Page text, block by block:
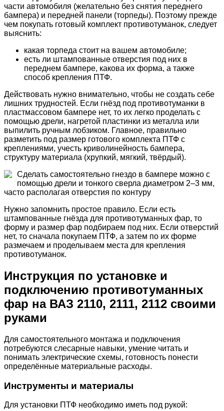
части автомобиля (желательно без снятия переднего
бампера) и передней панели (торпеды). Поэтому прежде
чем покупать готовый комплект противотуманок, следует
выяснить:
какая торпеда стоит на вашем автомобиле;
есть ли штампованные отверстия под них в
переднем бампере, какова их форма, а также
способ крепления ПТФ.
Действовать нужно внимательно, чтобы не создать себе
лишних трудностей. Если гнёзд под противотуманки в
пластмассовом бампере нет, то их легко проделать с
помощью дрели, нагретой пластинки из металла или
выпилить ручным лобзиком. Главное, правильно
разметить под размер готового комплекта ПТФ с
креплениями, учесть криволинейность бампера,
структуру материала (хрупкий, мягкий, твёрдый).
Сделать самостоятельно гнездо в бампере можно с
помощью дрели и тонкого сверла диаметром 2–3 мм,
часто располагая отверстия по контуру
Нужно запомнить простое правило. Если есть
штампованные гнёзда для противотуманных фар, то
форму и размер фар подбираем под них. Если отверстий
нет, то сначала покупаем ПТФ, а затем по их форме
размечаем и проделываем места для крепления
противотуманок.
Инструкция по установке и
подключению противотуманных
фар на ВАЗ 2110, 2111, 2112 своими
руками
Для самостоятельного монтажа и подключения
потребуются слесарные навыки, умение читать и
понимать электрические схемы, готовность понести
определённые материальные расходы.
Инструменты и материалы
Для установки ПТФ необходимо иметь под рукой: